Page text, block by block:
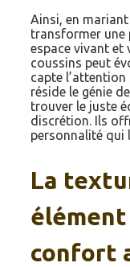
Ainsi, en
transformer une
espace vivant et
coussins peut
capte l’attention
réside le génie
trouver le juste
discrétion. Ils
personnalité qui
La
confort